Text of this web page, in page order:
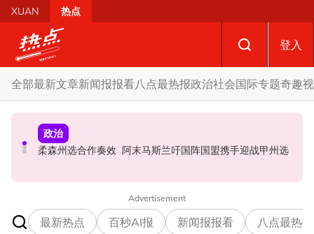
Skip to main content
XUAN 热点
登入
全部最新文章新闻报报看八点最热报政治社会国际专题奇趣
社会
摩托车况欠佳、骑士疲劳肇祸 RXZ主办方否认非法飙车引
政治
柔森州选合作奏效 阿末马斯兰吁国阵国盟携手迎战甲州选
财经
SST成华商远离希盟因素？ 阿末马斯兰：华裔商家更倾向
Advertisement
最新热点 百秒AI报 新闻报报看 八点最热报